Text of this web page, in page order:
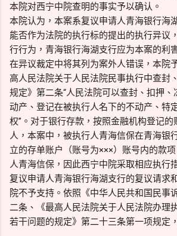
本院对西宁中院查明的事实予以确认。
本院认为，本案系复议申请人青海银行海
能否作为法院的执行标的提出的执行异议
行行为，青海银行海湖支行应为本案的利
在异议裁定中将其列为案外人错误，本院
高人民法院关于人民法院民事执行中查封
规定》第二条“人民法院可以查封、扣押
动产、登记在被执行人名下的不动产、特
权”。对于银行存款，按照金融机构登记的
人，本案中，被执行人青海信保在青海银
立的存单账户（账号为×××）账号内的款
人青海信保，因此西宁中院采取相应执行
复议申请人青海银行海湖支行的复议请求
院不予支持。依照《中华人民共和国民事
二条、《最高人民法院关于人民法院办理
若干问题的规定》第二十三条第一项规定